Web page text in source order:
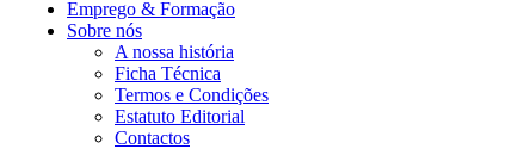
Emprego & Formação
Sobre nós
A nossa história
Ficha Técnica
Termos e Condições
Estatuto Editorial
Contactos